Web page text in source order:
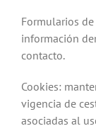
Formularios
información
contacto.
Cookies:
vigencia de
asociadas al